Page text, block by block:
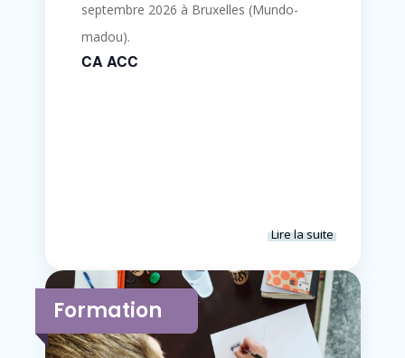
CA ACC
septembre 2026 à Bruxelles (Mundo-
madou).
Lire la suite
Formation